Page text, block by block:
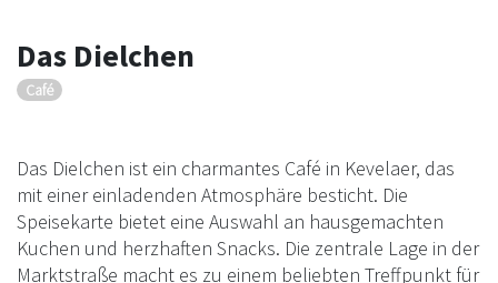
Das Dielchen
Café
Das Dielchen ist ein charmantes Café in Kevelaer, das
mit einer einladenden Atmosphäre besticht. Die
Speisekarte bietet eine Auswahl an hausgemachten
Kuchen und herzhaften Snacks. Die zentrale Lage in der
Marktstraße macht es zu einem beliebten Treffpunkt für